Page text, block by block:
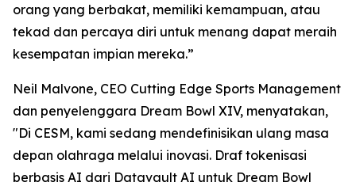
orang yang berbakat, memiliki kemampuan, atau
tekad dan percaya diri untuk menang dapat meraih
kesempatan impian mereka.”
Neil Malvone, CEO Cutting Edge Sports Management
dan penyelenggara Dream Bowl XIV, menyatakan,
"Di CESM, kami sedang mendefinisikan ulang masa
depan olahraga melalui inovasi. Draf tokenisasi
berbasis AI dari Datavault AI untuk Dream Bowl